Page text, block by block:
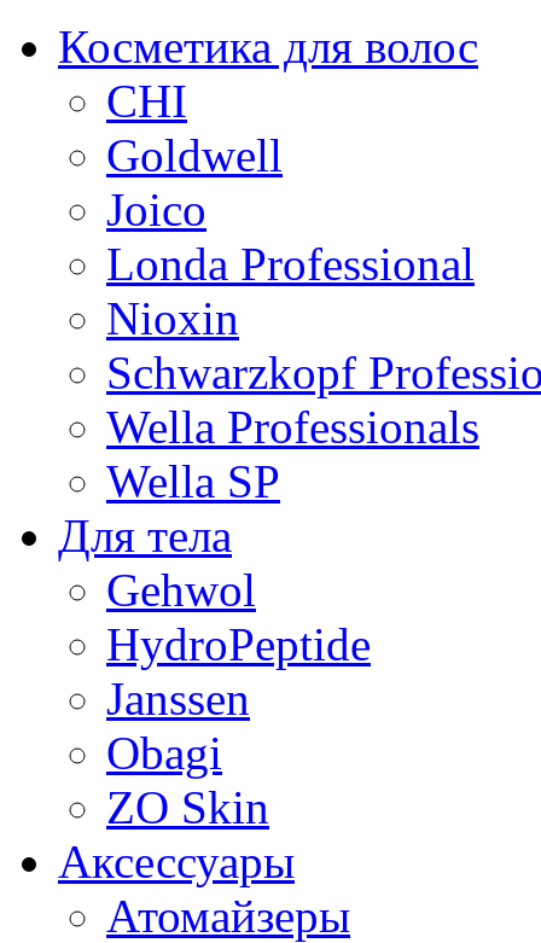
Косметика для волос
CHI
Goldwell
Joico
Londa Professional
Nioxin
Schwarzkopf
Wella Professionals
Wella SP
Для тела
Gehwol
HydroPeptide
Janssen
Obagi
ZO Skin
Aксессуары
Атомайзеры